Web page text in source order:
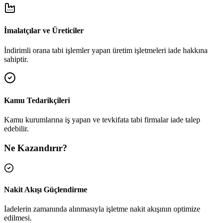
İmalatçılar ve Üreticiler
İndirimli orana tabi işlemler yapan üretim işletmeleri iade hakkına
sahiptir.
Kamu Tedarikçileri
Kamu kurumlarına iş yapan ve tevkifata tabi firmalar iade talep
edebilir.
Ne Kazandırır?
Nakit Akışı Güçlendirme
İadelerin zamanında alınmasıyla işletme nakit akışının optimize
edilmesi.